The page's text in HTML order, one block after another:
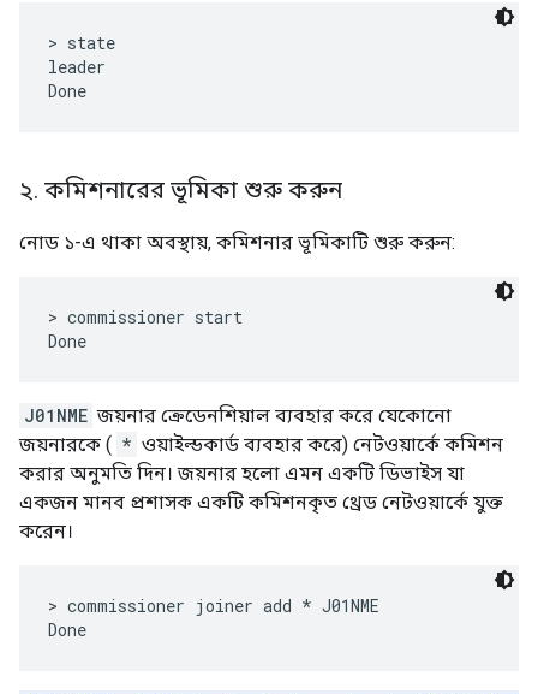
> state
leader
২. কমিশনারের ভূমিকা শুরু করুন
নোড ১-এ থাকা অবস্থায়, কমিশনার ভূমিকাটি শুরু করুন:
> commissioner start
J01NME জয়নার ক্রেডেনশিয়াল ব্যবহার করে যেকোনো
জয়নারকে ( * ওয়াইল্ডকার্ড ব্যবহার করে) নেটওয়ার্কে কমিশন
করার অনুমতি দিন। জয়নার হলো এমন একটি ডিভাইস যা
একজন মানব প্রশাসক একটি কমিশনকৃত থ্রেড নেটওয়ার্কে যুক্ত
করেন।
> commissioner joiner add * J01NME